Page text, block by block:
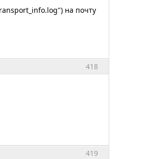
на почту
418
419